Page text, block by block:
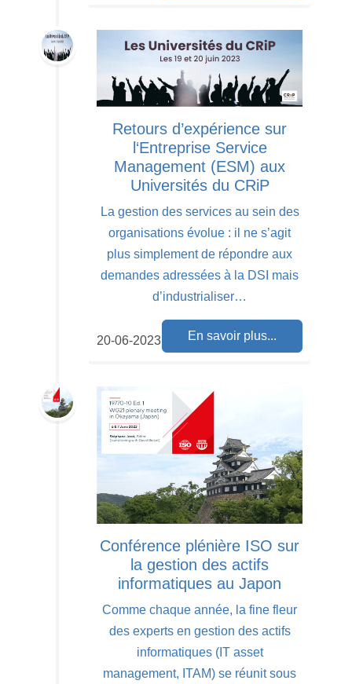
Retours d’expérience sur
l‘Entreprise Service
Management (ESM) aux
Universités du CRiP
La gestion des services au sein des
organisations évolue : il ne s’agit
plus simplement de répondre aux
demandes adressées à la DSI mais
d’industrialiser…
En savoir plus...
20-06-2023
Conférence plénière ISO sur
la gestion des actifs
informatiques au Japon
Comme chaque année, la fine fleur
des experts en gestion des actifs
informatiques (IT asset
management, ITAM) se réunit sous